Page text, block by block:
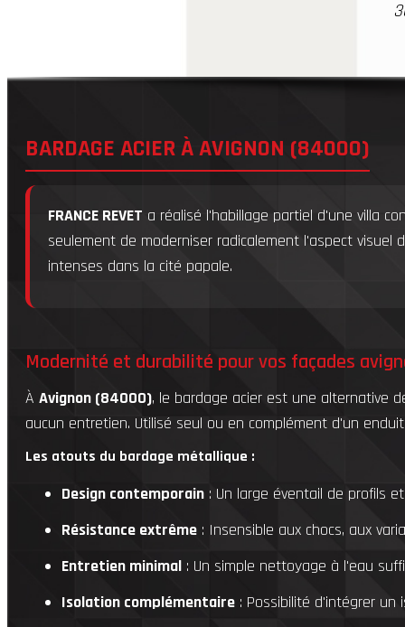
BARDAGE ACIER À AVIGNON (84000)
FRANCE REVET a réalisé l'habillage partiel d'une villa
seulement de moderniser radicalement l'aspect
intenses dans la cité papale.
Modernité et durabilité pour vos façades
À Avignon (84000), le bardage acier est une alternative
aucun entretien. Utilisé seul ou en complément d'un
Les atouts du bardage métallique :
Design contemporain : Un large éventail de profils
Résistance extrême : Insensible aux chocs, aux
Entretien minimal : Un simple nettoyage à l'eau
Isolation complémentaire : Possibilité d'intégrer